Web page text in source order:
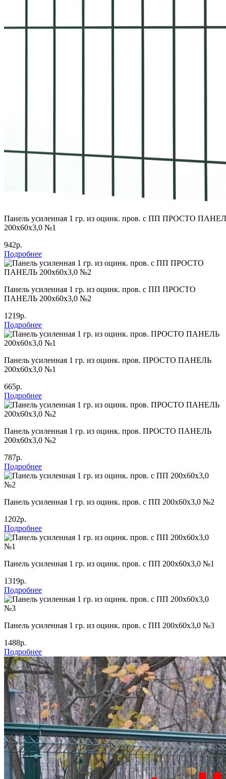
Панель усиленная 1 гр. из оцинк. пров. с ПП ПРОСТО
200х60х3,0 №1
942р.
Подробнее
Панель усиленная 1 гр. из оцинк. пров. с ПП ПРОСТО
ПАНЕЛЬ 200х60х3,0 №2
1219р.
Подробнее
Панель усиленная 1 гр. из оцинк. пров. ПРОСТО ПАНЕЛЬ
200х60х3,0 №1
665р.
Подробнее
Панель усиленная 1 гр. из оцинк. пров. ПРОСТО ПАНЕЛЬ
200х60х3,0 №2
787р.
Подробнее
Панель усиленная 1 гр. из оцинк. пров. с ПП 200х60х3,0 №2
1202р.
Подробнее
Панель усиленная 1 гр. из оцинк. пров. с ПП 200х60х3,0 №1
1319р.
Подробнее
Панель усиленная 1 гр. из оцинк. пров. с ПП 200х60х3,0 №3
1488р.
Подробнее